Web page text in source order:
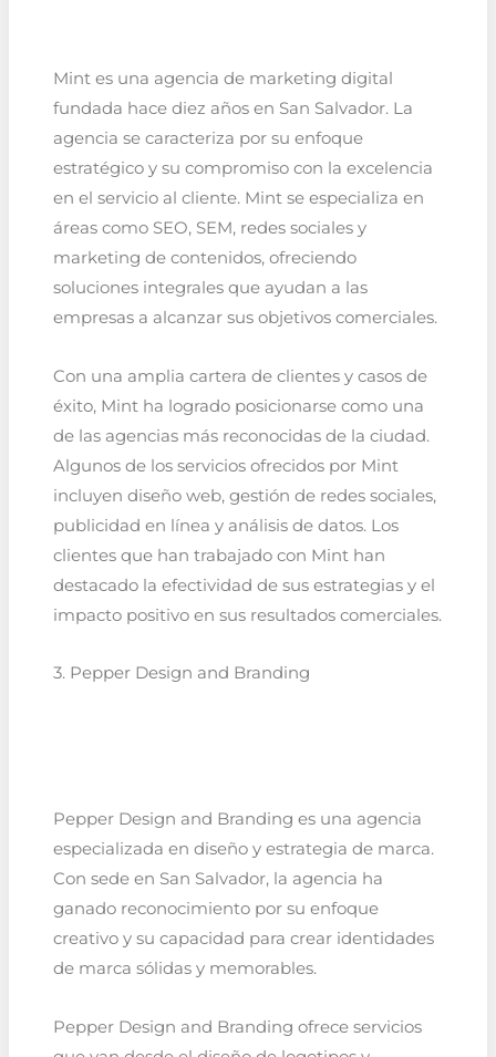
Mint es una agencia de marketing digital
fundada hace diez años en San Salvador. La
agencia se caracteriza por su enfoque
estratégico y su compromiso con la excelencia
en el servicio al cliente. Mint se especializa en
áreas como SEO, SEM, redes sociales y
marketing de contenidos, ofreciendo
soluciones integrales que ayudan a las
empresas a alcanzar sus objetivos comerciales.
Con una amplia cartera de clientes y casos de
éxito, Mint ha logrado posicionarse como una
de las agencias más reconocidas de la ciudad.
Algunos de los servicios ofrecidos por Mint
incluyen diseño web, gestión de redes sociales,
publicidad en línea y análisis de datos. Los
clientes que han trabajado con Mint han
destacado la efectividad de sus estrategias y el
impacto positivo en sus resultados comerciales.
3. Pepper Design and Branding
Pepper Design and Branding es una agencia
especializada en diseño y estrategia de marca.
Con sede en San Salvador, la agencia ha
ganado reconocimiento por su enfoque
creativo y su capacidad para crear identidades
de marca sólidas y memorables.
Pepper Design and Branding ofrece servicios